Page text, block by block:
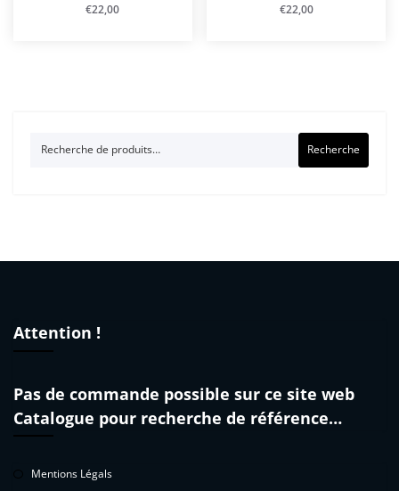
€22,00 €22,00
Recherche
Attention !
Pas de commande possible sur ce site web
Catalogue pour recherche de référence…
Mentions Légals